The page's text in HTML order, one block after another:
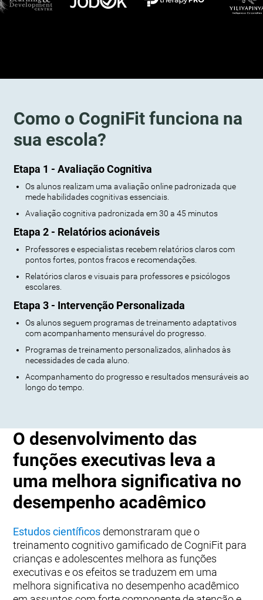
Como o CogniFit funciona na
sua escola?
Etapa 1 - Avaliação Cognitiva
Os alunos realizam uma avaliação online padronizada que
mede habilidades cognitivas essenciais.
Avaliação cognitiva padronizada em 30 a 45 minutos
Etapa 2 - Relatórios acionáveis
Professores e especialistas recebem relatórios claros com
pontos fortes, pontos fracos e recomendações.
Relatórios claros e visuais para professores e psicólogos
escolares.
Etapa 3 - Intervenção Personalizada
Os alunos seguem programas de treinamento adaptativos
com acompanhamento mensurável do progresso.
Programas de treinamento personalizados, alinhados às
necessidades de cada aluno.
Acompanhamento do progresso e resultados mensuráveis ao
longo do tempo.
O desenvolvimento das
funções executivas leva a
uma melhora significativa no
desempenho acadêmico
Estudos científicos demonstraram que o
treinamento cognitivo gamificado de CogniFit para
crianças e adolescentes melhora as funções
executivas e os efeitos se traduzem em uma
melhora significativa no desempenho acadêmico